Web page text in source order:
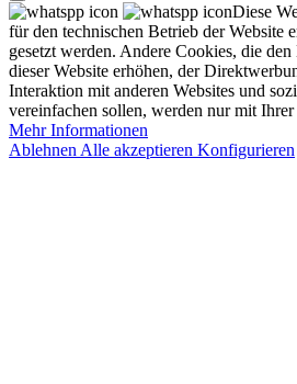
Diese
für den technischen Betrieb der Website
gesetzt werden. Andere Cookies, die
dieser Website erhöhen, der
Interaktion mit anderen Websites und
vereinfachen sollen, werden nur mit
Mehr Informationen
Ablehnen Alle akzeptieren Konfigurieren